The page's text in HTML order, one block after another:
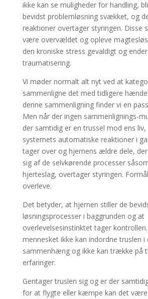
ikke kan se muligheder for handling,
bevidst problemløsning svækket, og
reaktioner overtager styringen. Disse
være overvældet og opleve
den kroniske stress gevaldigt og
traumatisering.
Vi møder normalt alt nyt ved at
sammenligne det med tidligere
denne sammenligning finder vi en
Men når der ingen sammenlignings-
der samtidig er en trussel mod ens liv,
systemets automatiske reaktioner i
tager over og hjernens ældre dele,
sig af de selvkørende processer
hjerteslag, overtager styringen.
overleve.
Det betyder, at hjernen stiller de
løsningsprocesser i baggrunden og at
overlevelsesinstinktet tager
mennesket ikke kan indordne truslen i
sammenhæng og ikke kan trække på
erfaringer.
Gentager truslen sig og er der
for at flygte eller kæmpe kan det